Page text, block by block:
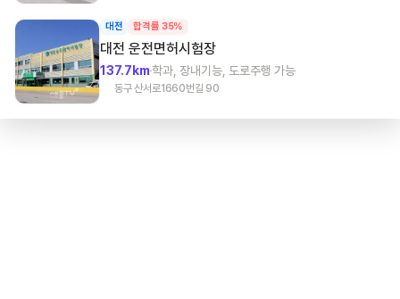
대전 합격률 35%
대전 운전면허시험장
137.7km학과, 장내기능, 도로주행 가능
동구 산서로1660번길 90